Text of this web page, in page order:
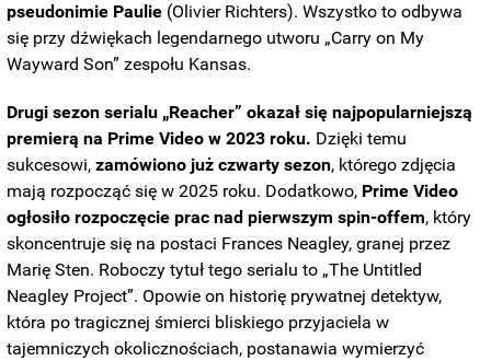
pseudonimie Paulie (Olivier Richters). Wszystko to odbywa
się przy dźwiękach legendarnego utworu „Carry on My
Wayward Son” zespołu Kansas.
Drugi sezon serialu „Reacher” okazał się najpopularniejszą
premierą na Prime Video w 2023 roku. Dzięki temu
sukcesowi,zamówiono już czwarty sezon, którego zdjęcia
mają rozpocząć się w 2025 roku. Dodatkowo, Prime Video
ogłosiło rozpoczęcie prac nad pierwszym spin-offem, który
skoncentruje się na postaci Frances Neagley, granej przez
Marię Sten. Roboczy tytuł tego serialu to „The Untitled
Neagley Project”. Opowie on historię prywatnej detektyw,
która po tragicznej śmierci bliskiego przyjaciela w
tajemniczych okolicznościach, postanawia wymierzyć